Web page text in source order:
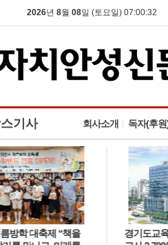
2026년 8월 08일 (토요일) 07:00:33
기사 회사소개 독자(후원
학 대축제 “책을
경기도교육청